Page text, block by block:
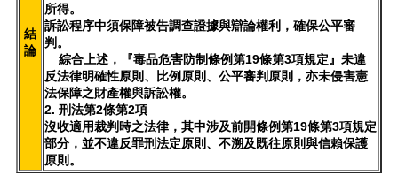
結
論
所得。
訴訟程序中須保障被告調查證據與辯論權利，確保公平審
判。
綜合上述，『毒品危害防制條例第19條第3項規定』未違
反法律明確性原則、比例原則、公平審判原則，亦未侵害憲
法保障之財產權與訴訟權。
2. 刑法第2條第2項
沒收適用裁判時之法律， 其中涉及前開條例第19條第3項規定
部分， 並不違反罪刑法定原則、不溯及既往原則與信賴保護
原則。